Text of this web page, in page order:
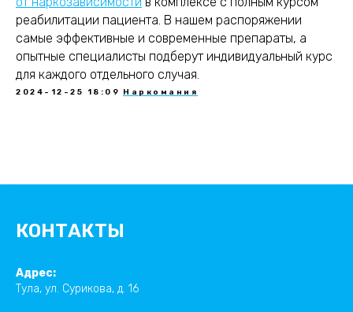
реабилитации пациента. В нашем распоряжении
самые эффективные и современные препараты, а
опытные специалисты подберут индивидуальный курс
для каждого отдельного случая.
2024-12-25 18:09 Наркомания
КОНТАКТЫ
Адрес:
Тула, ул. Сурикова, д. 16